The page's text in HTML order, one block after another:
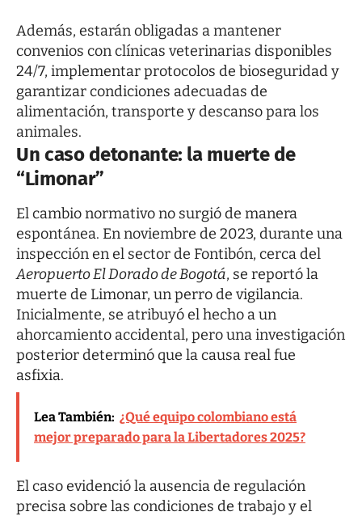
Además, estarán obligadas a mantener
convenios con clínicas veterinarias disponibles
24/7, implementar protocolos de bioseguridad y
garantizar condiciones adecuadas de
alimentación, transporte y descanso para los
animales.
Un caso detonante: la muerte de
“Limonar”
El cambio normativo no surgió de manera
espontánea. En noviembre de 2023, durante una
inspección en el sector de Fontibón, cerca del
Aeropuerto El Dorado de Bogotá, se reportó la
muerte de Limonar, un perro de vigilancia.
Inicialmente, se atribuyó el hecho a un
ahorcamiento accidental, pero una investigación
posterior determinó que la causa real fue
asfixia.
Lea También: ¿Qué equipo colombiano está
mejor preparado para la Libertadores 2025?
El caso evidenció la ausencia de regulación
precisa sobre las condiciones de trabajo y el